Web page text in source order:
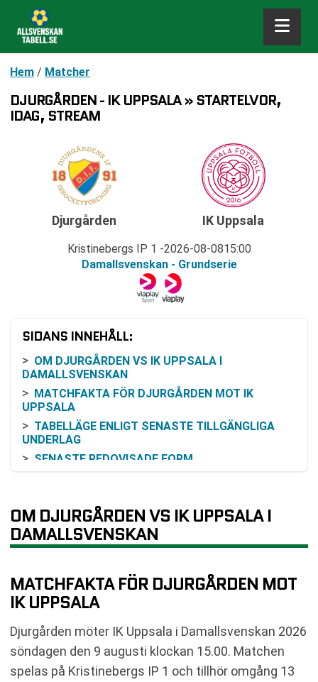
Hem / Matcher
DJURGÅRDEN - IK UPPSALA » STARTELVOR,
IDAG, STREAM
Djurgården
Kristinebergs IP 1 2026-08-0815:00
Damallsvenskan - Grundserie
IK Uppsala
SIDANS INNEHÅLL:
OM DJURGÅRDEN VS IK UPPSALA I
DAMALLSVENSKAN
MATCHFAKTA FÖR DJURGÅRDEN MOT IK
UPPSALA
TABELLÄGE ENLIGT SENASTE TILLGÄNGLIGA
UNDERLAG
SENASTE REDOVISADE FORM
SÅ KAN MATCHEN FÖLJAS
VAD MATCHEN GÄLLER I SERIEN
TABELL
RELATERADE NYHETER
OM DJURGÅRDEN VS IK UPPSALA I
DAMALLSVENSKAN
MATCHFAKTA FÖR DJURGÅRDEN MOT
IK UPPSALA
Djurgården möter IK Uppsala i Damallsvenskan 2026
söndagen den 9 augusti klockan 15.00. Matchen
spelas på Kristinebergs IP 1 och tillhör omgång 13